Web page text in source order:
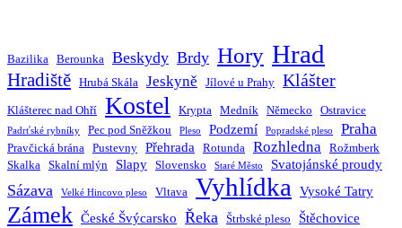
Bazilika Berounka Beskydy Brdy Hory Hrad
Hradiště Hrubá Skála Jeskyně Jílové u Prahy Klášter
Klášterec nad Ohří Kostel Krypta Medník Německo Ostravice
Padrťské rybníky Pec pod Sněžkou Pleso Podzemí Popradské pleso Praha
Pravčická brána Pustevny Přehrada Rotunda Rozhledna
Rožmberk
Skalka
Skalní mlýn Slapy Slovensko Staré Město Svatojánské proudy
Sázava Velké Hincovo pleso Vltava Vyhlídka Vysoké Tatry
Zámek České Švýcarsko Řeka Štrbské pleso Štěchovice